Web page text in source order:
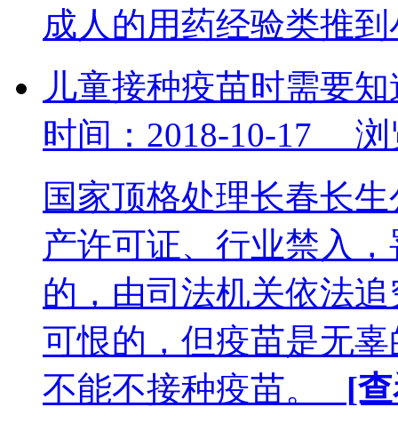
成人的用药经验类推
儿童接种疫苗时需要
时间：2018-10-17 浏
国家顶格处理长春长
产许可证、行业禁入
的，由司法机关依法
可恨的，但疫苗是无
不能不接种疫苗。 [